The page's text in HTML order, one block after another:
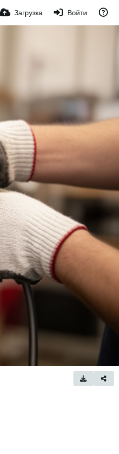
Загрузка Войти